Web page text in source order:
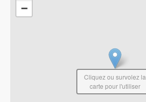
−
Cliquez ou survolez la
carte pour l'utiliser